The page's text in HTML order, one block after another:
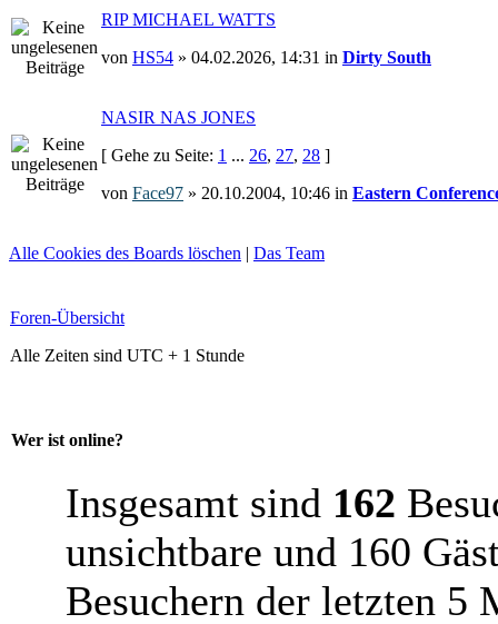
RIP MICHAEL WATTS
von HS54 » 04.02.2026, 14:31 in Dirty South
NASIR NAS JONES
[ Gehe zu Seite: 1 ... 26, 27, 28 ]
von Face97 » 20.10.2004, 10:46 in Eastern
Alle Cookies des Boards löschen | Das Team
Foren-Übersicht
Alle Zeiten sind UTC + 1 Stunde
Wer ist online?
Insgesamt sind 162
unsichtbare und 160
Besuchern der letzten 5